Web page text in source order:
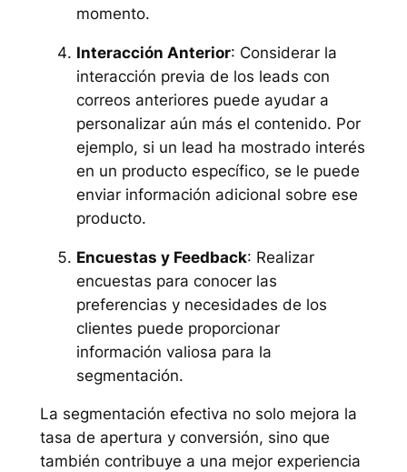
momento.
Interacción Anterior: Considerar la
interacción previa de los leads con
correos anteriores puede ayudar a
personalizar aún más el contenido. Por
ejemplo, si un lead ha mostrado interés
en un producto específico, se le puede
enviar información adicional sobre ese
producto.
Encuestas y Feedback: Realizar
encuestas para conocer las
preferencias y necesidades de los
clientes puede proporcionar
información valiosa para la
segmentación.
La segmentación efectiva no solo mejora la
tasa de apertura y conversión, sino que
también contribuye a una mejor experiencia